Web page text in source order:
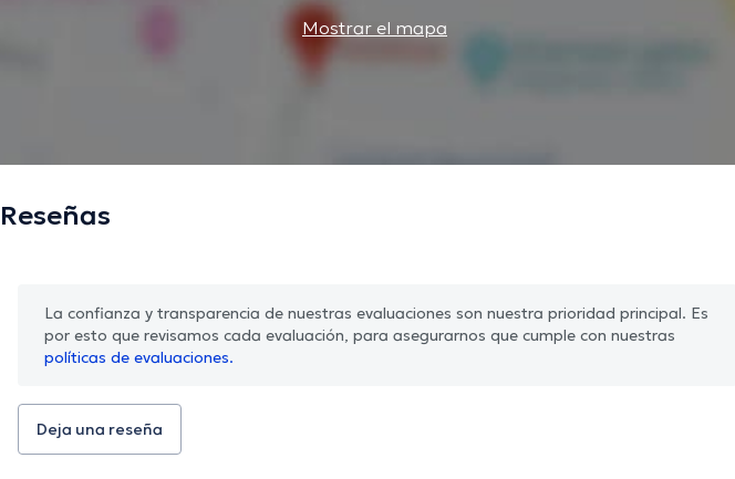
Mostrar el mapa
Reseñas
La confianza y transparencia de nuestras evaluaciones son nuestra prioridad principal. Es
por esto que revisamos cada evaluación, para asegurarnos que cumple con nuestras
políticas de evaluaciones.
Deja una reseña